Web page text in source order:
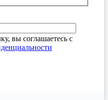
вы соглашаетесь с